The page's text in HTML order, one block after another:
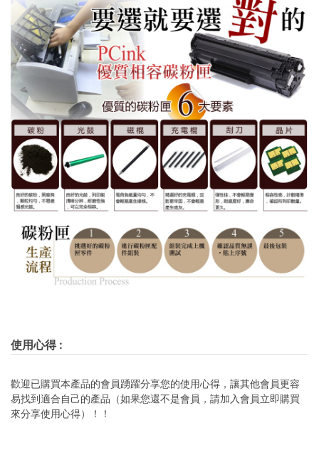
使用心得:
歡迎已購買本產品的會員踴躍分享您的使用心得，讓其他會員更容
易找到適合自己的產品（如果您還不是會員，請加入會員立即購買
來分享使用心得）！！